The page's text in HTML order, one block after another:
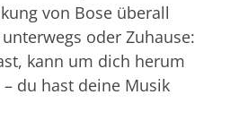
von Bose überall
oder Zuhause:
kann um dich herum
du hast deine Musik